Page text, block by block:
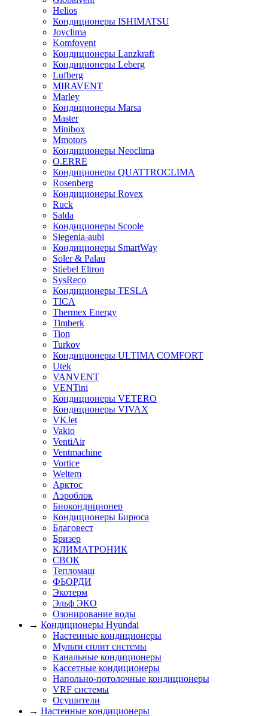
Helios
Кондиционеры ISHIMATSU
Joyclima
Komfovent
Кондиционеры Lanzkraft
Кондиционеры Leberg
Lufberg
MIRAVENT
Marley
Кондиционеры Marsa
Master
Minibox
Mmotors
Кондиционеры Neoclima
O.ERRE
Кондиционеры QUATTROCLIMA
Rosenberg
Кондиционеры Rovex
Ruck
Salda
Кондиционеры Scoole
Siegenia-aubi
Кондиционеры SmartWay
Soler & Palau
Stiebel Eltron
SysReco
Кондиционеры TESLA
TICA
Thermex Energy
Timberk
Tion
Turkov
Кондиционеры ULTIMA COMFORT
Utek
VANVENT
VENTini
Кондиционеры VETERO
Кондиционеры VIVAX
VKJet
Vakio
VentiAir
Ventmachine
Vortice
Weltem
Арктос
Аэроблок
Биокондиционер
Кондиционеры Бирюса
Благовест
Бризер
КЛИМАТРОНИК
СВОК
Тепломаш
ФЬОРДИ
Экотерм
Эльф ЭКО
Озонирование воды
→ Кондиционеры Hyundai
Настенные кондиционеры
Мульти сплит системы
Канальные кондиционеры
Кассетные кондиционеры
Напольно-потолочные кондиционеры
VRF системы
Осушители
→ Настенные кондиционеры